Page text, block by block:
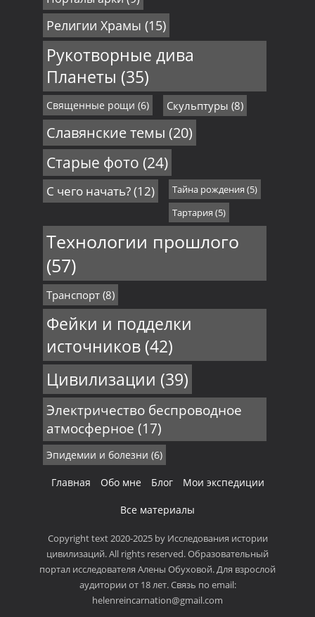
Религии Храмы (15)
Рукотворные дива
Планеты (35)
Священные рощи (6) Скульптуры (8)
Славянские темы (20)
Старые фото (24)
С чего начать?(12) Тайна рождения (5)
Тартария (5)
Технологии прошлого
(57)
Транспорт(8)
Фейки и подделки
источников(42)
Цивилизации (39)
Электричество беспроводное
атмосферное (17)
Эпидемии и болезни (6)
Главная Обо мне Блог Мои экспедиции
Все материалы
Copyright text 2020-2025 by Исследования истории
цивилизаций. All rights reserved. Образовательный
портал исследователя Алены Обуховой. Для взрослой
аудитории от 18 лет. Связь по email:
helenreincarnation@gmail.com